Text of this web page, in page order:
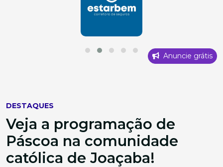
Anuncie grátis
DESTAQUES
Veja a programação de
Páscoa na comunidade
católica de Joaçaba!